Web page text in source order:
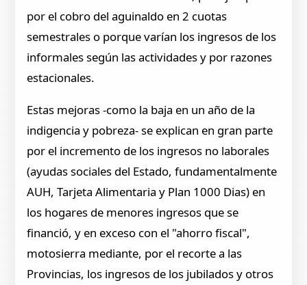
por el cobro del aguinaldo en 2 cuotas
semestrales o porque varían los ingresos de los
informales según las actividades y por razones
estacionales.
Estas mejoras -como la baja en un año de la
indigencia y pobreza- se explican en gran parte
por el incremento de los ingresos no laborales
(ayudas sociales del Estado, fundamentalmente
AUH, Tarjeta Alimentaria y Plan 1000 Dias) en
los hogares de menores ingresos que se
financió, y en exceso con el "ahorro fiscal",
motosierra mediante, por el recorte a las
Provincias, los ingresos de los jubilados y otros